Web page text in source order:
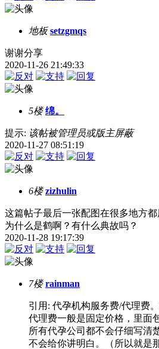
地板 setzgmqs
谢谢分享
2020-11-26 21:49:33
5楼 绵。
提示: 该帖被管理员或版主屏蔽
2020-11-27 08:51:19
6楼 zizhulin
这篇帖子最后一张配图在很多地方都
为什么是鹤啊？有什么典故吗？
2020-11-28 19:17:39
7楼 rainman
引用: 代孕机构服务费/代理费
代理费一般是固定价格，里面
所有代孕公司都不会仔细写清
不会给你讲明白。（所以就是